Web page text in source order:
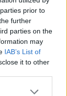
prior to
further
parties on the
may
IAB’s List of
it to other
more Google